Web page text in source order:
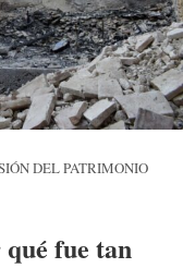
DEL PATRIMONIO
fue tan